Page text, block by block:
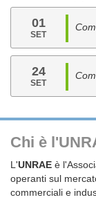
01
SET
24
SET
Chi è
L'UNRAE è
operanti sul
commerciali e